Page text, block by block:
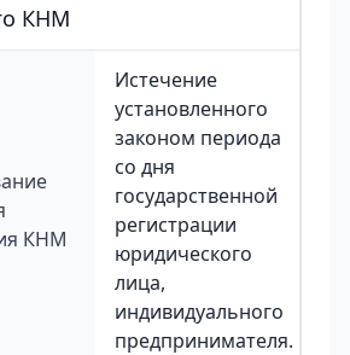
КНМ
КНМ
Истечение
установленного
законом периода
со дня
государственной
регистрации
юридического
лица,
индивидуального
предпринимателя.